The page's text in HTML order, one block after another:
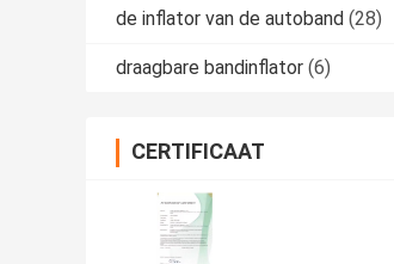
de inflator van de autoband (28)
draagbare bandinflator (6)
CERTIFICAAT